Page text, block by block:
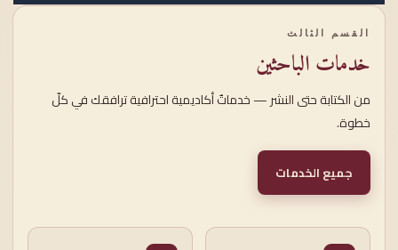
القسم الثالث
خدمات الباحثين
من الكتابة حتى النشر — خدماتٌ أكاديمية احترافية ترافقك في كلّ
خطوة.
جميع الخدمات